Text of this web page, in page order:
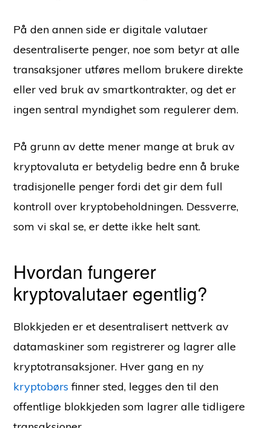
På den annen side er digitale valutaer
desentraliserte penger, noe som betyr at alle
transaksjoner utføres mellom brukere direkte
eller ved bruk av smartkontrakter, og det er
ingen sentral myndighet som regulerer dem.
På grunn av dette mener mange at bruk av
kryptovaluta er betydelig bedre enn å bruke
tradisjonelle penger fordi det gir dem full
kontroll over kryptobeholdningen. Dessverre,
som vi skal se, er dette ikke helt sant.
Hvordan fungerer
kryptovalutaer egentlig?
Blokkjeden er et desentralisert nettverk av
datamaskiner som registrerer og lagrer alle
kryptotransaksjoner. Hver gang en ny
kryptobørs finner sted, legges den til den
offentlige blokkjeden som lagrer alle tidligere